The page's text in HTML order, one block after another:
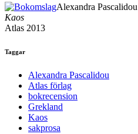
Alexandra Pascalidou
Kaos
Atlas 2013
Taggar
Alexandra Pascalidou
Atlas förlag
bokrecension
Grekland
Kaos
sakprosa